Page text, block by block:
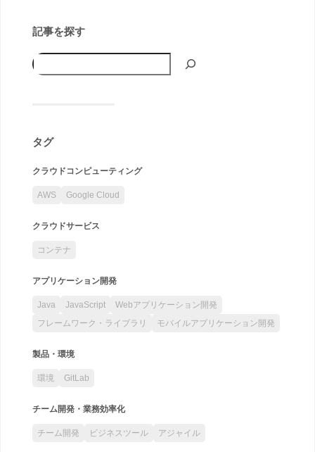
記事を探す
タグ
クラウドコンピューティング
AWS Google Cloud
クラウドサービス
コンテナ
アプリケーション開発
Java JavaScript
Webアプリケーション開発
フレームワーク・ライブラリ
モバイルアプリケーション開発
製品・環境
環境 GitLab
チーム開発・業務効率化
チーム開発 ビジネスツール アジャイル